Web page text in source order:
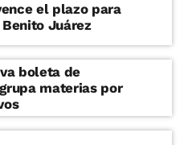
el plazo para
Juárez
boleta de
materias por